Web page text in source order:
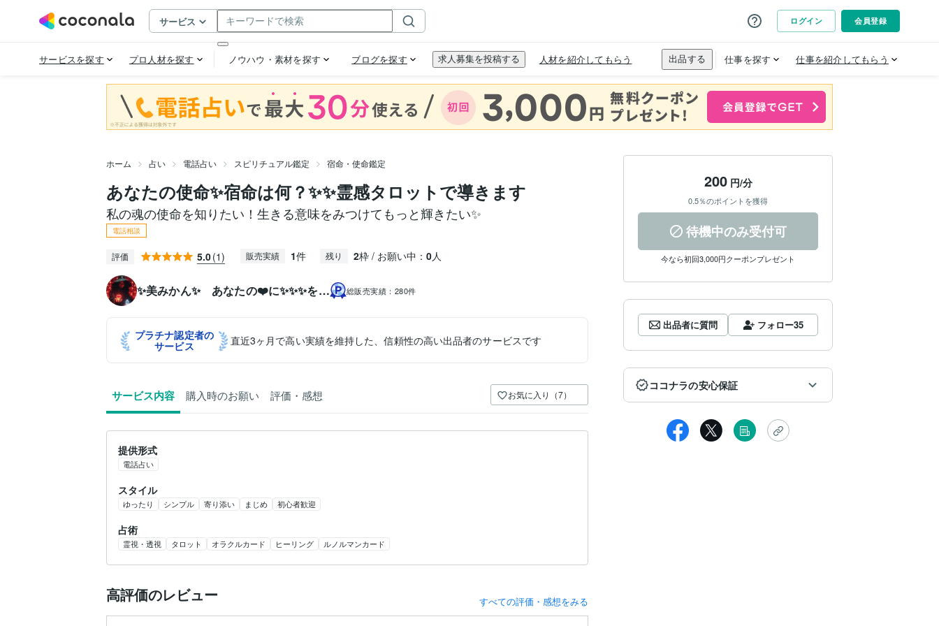
ホーム 占い 電話占い スピリチュアル鑑定 宿命・使命鑑定
あなたの使命✨宿命は何？✨✨霊感タロットで導きます
私の魂の使命を知りたい！生きる意味をみつけてもっと輝きたい✨
電話相談
評価 5.0(1) 販売実績 1件 残り 2枠 / お願い中： 0人
✨美みかん✨ あなたの❤️に✨✨✨を… 総販売実績： 280件
プラチナ認定者の
サービス
直近3ヶ月で高い実績を維持した、信頼性の高い出品者のサービスです
サービス内容 購入時のお願い 評価・感想 お気に入り（7）
提供形式
電話占い
スタイル
ゆったり シンプル 寄り添い まじめ 初心者歓迎
占術
霊視・透視 タロット オラクルカード ヒーリング ルノルマンカード
高評価のレビュー すべての評価・感想をみる
200円/分
0.5％のポイントを獲得
待機中のみ受付可
今なら初回3,000円クーポンプレゼント
出品者に質問 フォロー35
ココナラの安心保証